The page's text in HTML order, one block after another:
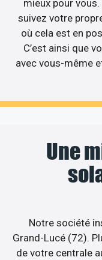
mieux pour
suivez votre
où cela est en
C’est ainsi que
avec vous-même
Une
Notre société
Grand-Lucé (72).
de votre centrale